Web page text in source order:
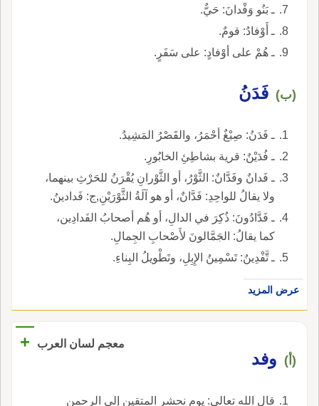
ـ بَنُو وَفْدانَ: حَيٌّ.
ـ أَوْفادُ: قومٌ.
ـ هُمْ على أوْفادٍ: على سَفَرٍ.
(ب) فَدَنُ
ـ فَدَنُ: صِبْغٌ أحْمَرُ، والقَصْرُ المَشِيدُ.
ـ فُدَيْنٌ: قرية بشاطِئِ الخابُورِ.
ـ فَدانٌ وفَدَّانٌ: الثَّوْرُ، أو الثَّوْرانِ يُقْرَنُ للحَرْثِ بينهما،
ولا يقالُ للواحِدِ: فَدَّانٌ، أو هو آلَةُ الثَّوْرَيْنِ,ج: فَدادينُ.
ـ فَدَّادُونَ: ذُكِرَ في الدالِ، أو هُم أصحابُ الفَدادِين،
كما يقالُ: الجَمَّالونَ لأَصْحابِ الجِمالِ.
ـ تَّفْدِينُ: تَسْمِينُ الإِبِلِ، وتَطْويلُ البِناءِ.
عرض المزيد
معجم لسان العرب +
(أ) وفد
قال الله تعالى: يوم نحشر المتقين إِلى الرحمن